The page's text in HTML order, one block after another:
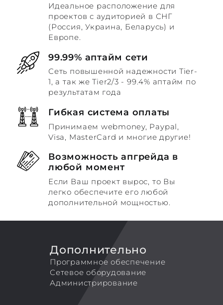
Идеальное расположение для
проектов с аудиторией в СНГ
(Россия, Украина, Беларусь) и
Европе.
99.99% аптайм сети
Сеть повышенной надежности Tier-
1, а так же Tier2/3 - 99.4% аптайм по
результатам года
Гибкая система оплаты
Принимаем webmoney, Paypal,
Visa, MasterCard и многие другие!
Возможность апгрейда в
любой момент
Если Ваш проект вырос, то Вы
легко обеспечите его любой
дополнительной мощностью.
Дополнительно
Программное обеспечение
Сетевое оборудование
Администрирование